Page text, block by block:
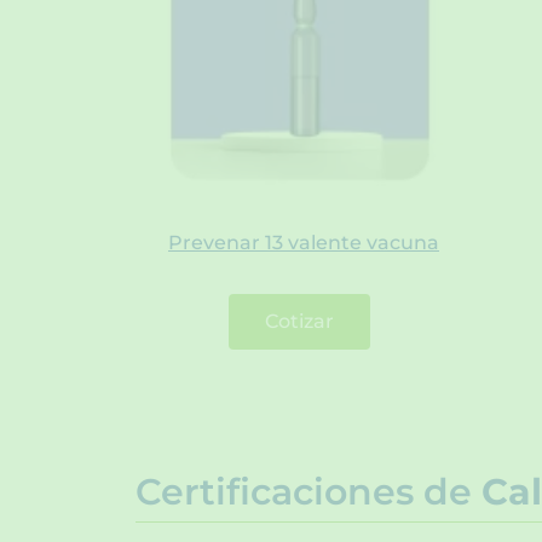
Prevenar 13 valente vacuna
Cotizar
Certificaciones de